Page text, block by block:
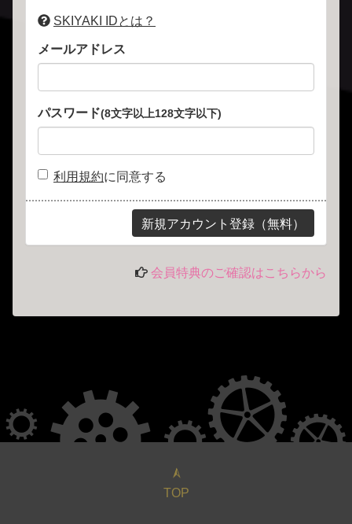
SKIYAKI IDとは？
メールアドレス
パスワード(8文字以上128文字以下)
利用規約に同意する
会員特典のご確認はこちらから
TOP